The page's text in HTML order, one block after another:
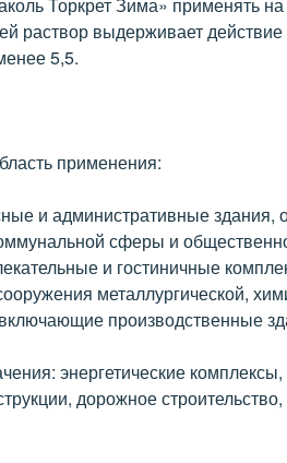
Торкрет Зима» применять
раствор выдерживает действие
5,5.
применения:
и административные здания,
сферы и
и гостиничные
металлургической,
производственные
энергетические комплексы,
дорожное